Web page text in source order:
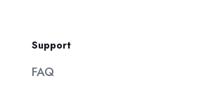
Support
FAQ